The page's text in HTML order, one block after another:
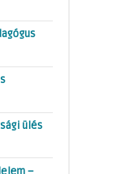
ülés
–